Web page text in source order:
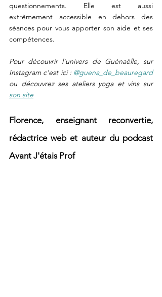
questionnements. Elle est aussi
extrêmement accessible en dehors des
séances pour vous apporter son aide et ses
compétences.⠀
Pour découvrir l'univers de Guénaëlle, sur
Instagram c'est ici : @guena_de_beauregard
ou découvrez ses ateliers yoga et vins sur
son site
Florence, enseignant reconvertie,
rédactrice web et auteur du podcast
Avant J'étais Prof